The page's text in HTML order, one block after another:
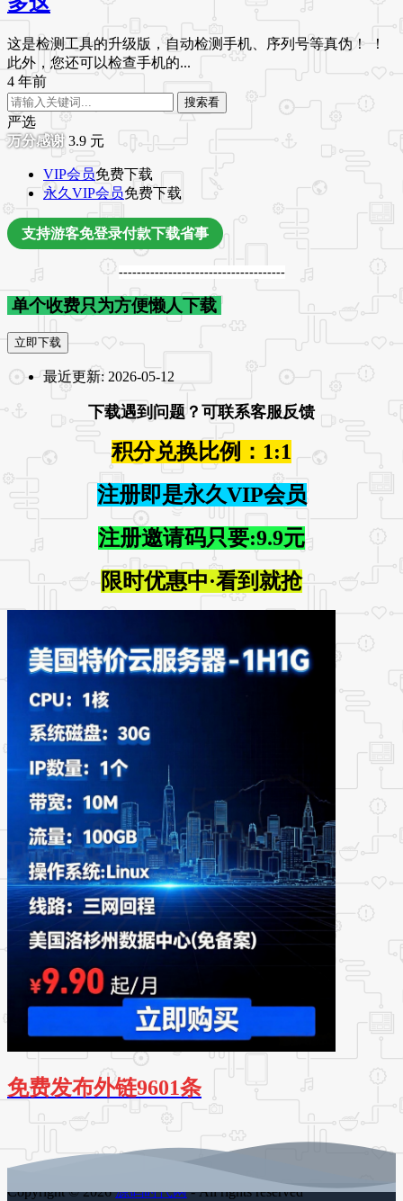
这是检测工具的升级版，自动检测手机、序列号等真伪！ ！
此外，您还可以检查手机的...
4 年前
搜索看
严选
3.9 元
VIP会员免费下载
永久VIP会员免费下载
支持游客免登录付款下载省事
-------------------------------------
单个收费只为方便懒人下载
立即下载
最近更新: 2026-05-12
下载遇到问题？可联系客服反馈
积分兑换比例：1:1
注册即是永久VIP会员
注册邀请码只要:9.9元
限时优惠中·看到就抢
免费发布外链9601条
Copyright © 2026源码时代网- All rights reserved